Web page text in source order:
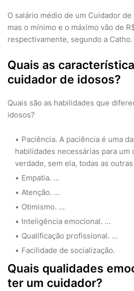
O salário médio de um Cuidador de
mas o mínimo e o máximo vão de
respectivamente, segundo a Catho.
Quais as
cuidador de idosos?
Quais são as habilidades que
idosos?
Paciência. A paciência é uma
habilidades necessárias para um
verdade, sem ela, todas as
Empatia. …
Atenção. …
Otimismo. …
Inteligência emocional. …
Qualificação profissional. …
Facilidade de socialização.
Quais qualidades
ter um cuidador?